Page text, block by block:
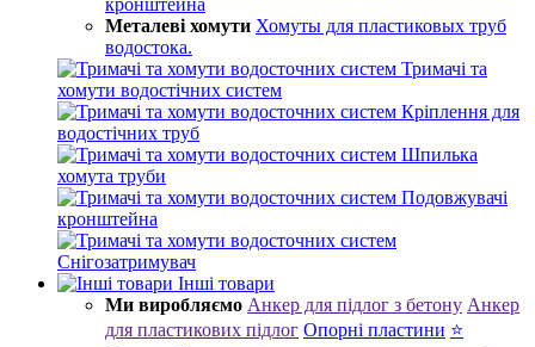
кронштейна
Металеві хомути Хомуты для пластиковых труб
водостока.
Тримачі та
хомути водостічних систем
Кріплення для
водостічних труб
Шпилька
хомута труби
Подовжувачі
кронштейна
Снігозатримувач
Інші товари
Ми виробляємо Анкер для підлог з бетону Анкер
для пластикових підлог Опорні пластини ⭐